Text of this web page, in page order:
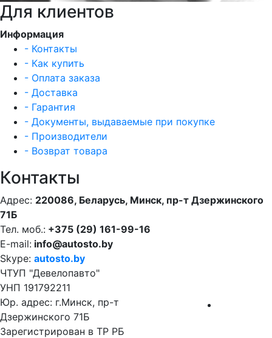
Для клиентов
Информация
- Контакты
- Как купить
- Оплата заказа
- Доставка
- Гарантия
- Документы, выдаваемые при покупке
- Производители
- Возврат товара
Контакты
Адрес: 220086, Беларусь, Минск, пр-т Дзержинского
71Б
Тел. моб.: +375 (29) 161-99-16
E-mail: info@autosto.by
Skype: autosto.by
ЧТУП "Девелопавто"
УНП 191792211
Юр. адрес: г.Минск, пр-т
Дзержинского 71Б
Зарегистрирован в ТР РБ